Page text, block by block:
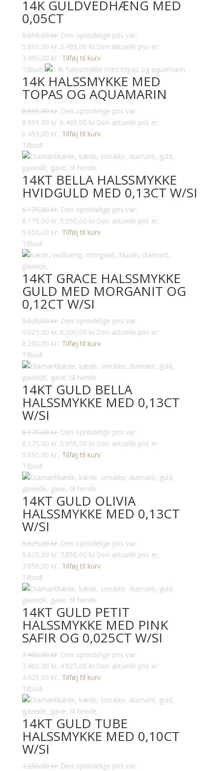
14K GULDVEDHÆNG MED
0,05CT
5.895,00kr. Den oprindelige pris var:
5.895,00 kr..3.495,00 kr.Den aktuelle pris er:
3.495,00 kr.. Tilføj til kurv
Tilbud!
14K HALSSMYKKE MED
TOPAS OG AQUAMARIN
8.995,00kr. Den oprindelige pris var:
8.995,00 kr..6.495,00 kr.Den aktuelle pris er:
6.495,00 kr.. Tilføj til kurv
Tilbud!
14KT BELLA HALSSMYKKE
HVIDGULD MED 0,13CT W/SI
6.175,00kr. Den oprindelige pris var:
6.175,00 kr..5.950,00 kr.Den aktuelle pris er:
5.950,00 kr.. Tilføj til kurv
Tilbud!
14KT GRACE HALSSMYKKE
GULD MED MORGANIT OG
0,12CT W/SI
9.025,00kr. Den oprindelige pris var:
9.025,00 kr..8.200,00 kr.Den aktuelle pris er:
8.200,00 kr.. Tilføj til kurv
Tilbud!
14KT GULD BELLA
HALSSMYKKE MED 0,13CT
W/SI
6.175,00kr. Den oprindelige pris var:
6.175,00 kr..5.950,00 kr.Den aktuelle pris er:
5.950,00 kr.. Tilføj til kurv
Tilbud!
14KT GULD OLIVIA
HALSSMYKKE MED 0,13CT
W/SI
9.825,00kr. Den oprindelige pris var:
9.825,00 kr..7.850,00 kr.Den aktuelle pris er:
7.850,00 kr.. Tilføj til kurv
Tilbud!
14KT GULD PETIT
HALSSMYKKE MED PINK
SAFIR OG 0,025CT W/SI
7.400,00kr. Den oprindelige pris var:
7.400,00 kr..4.925,00 kr.Den aktuelle pris er:
4.925,00 kr.. Tilføj til kurv
Tilbud!
14KT GULD TUBE
HALSSMYKKE MED 0,10CT
W/SI
7.250,00kr. Den oprindelige pris var: